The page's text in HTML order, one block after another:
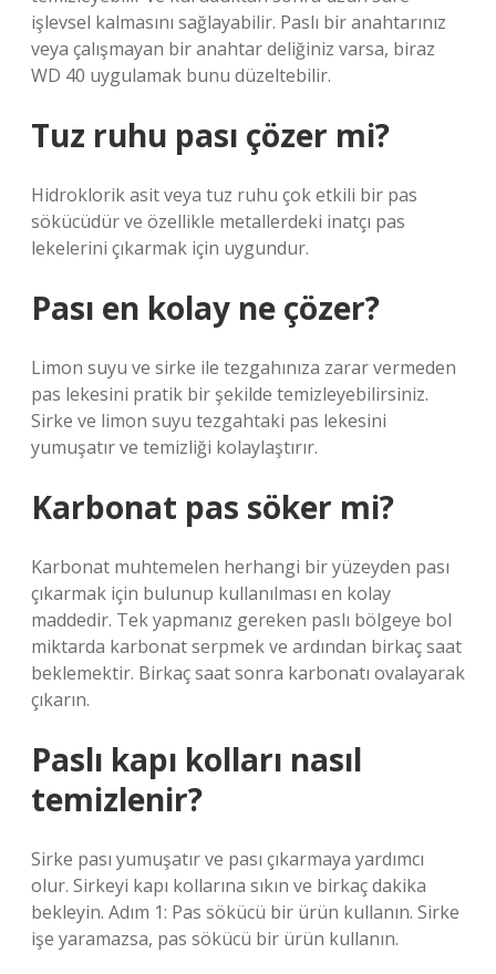
işlevsel kalmasını sağlayabilir. Paslı bir anahtarınız
veya çalışmayan bir anahtar deliğiniz varsa, biraz
WD 40 uygulamak bunu düzeltebilir.
Tuz ruhu pası çözer mi?
Hidroklorik asit veya tuz ruhu çok etkili bir pas
sökücüdür ve özellikle metallerdeki inatçı pas
lekelerini çıkarmak için uygundur.
Pası en kolay ne çözer?
Limon suyu ve sirke ile tezgahınıza zarar vermeden
pas lekesini pratik bir şekilde temizleyebilirsiniz.
Sirke ve limon suyu tezgahtaki pas lekesini
yumuşatır ve temizliği kolaylaştırır.
Karbonat pas söker mi?
Karbonat muhtemelen herhangi bir yüzeyden pası
çıkarmak için bulunup kullanılması en kolay
maddedir. Tek yapmanız gereken paslı bölgeye bol
miktarda karbonat serpmek ve ardından birkaç saat
beklemektir. Birkaç saat sonra karbonatı ovalayarak
çıkarın.
Paslı kapı kolları nasıl
temizlenir?
Sirke pası yumuşatır ve pası çıkarmaya yardımcı
olur. Sirkeyi kapı kollarına sıkın ve birkaç dakika
bekleyin. Adım 1: Pas sökücü bir ürün kullanın. Sirke
işe yaramazsa, pas sökücü bir ürün kullanın.